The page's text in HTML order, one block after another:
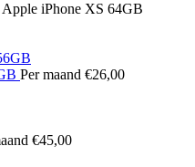
Apple iPhone XS 64GB
Per maand €26,00
€45,00